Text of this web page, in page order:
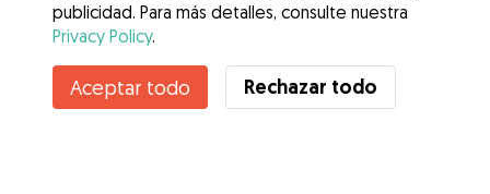
Contacta con Sherezade
¿Conoces los Beneficios de Gudog? Ver más
publicidad. Para más detalles, consulte nuestra
Privacy Policy.
Aceptar todo Rechazar todo